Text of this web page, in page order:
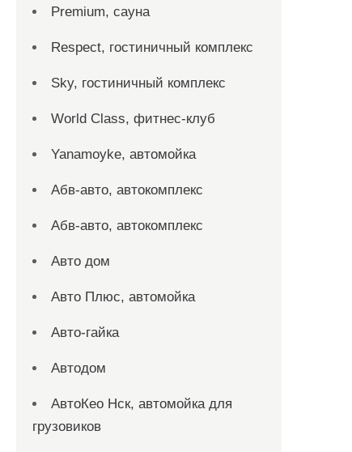
Premium, сауна
Respect, гостиничный комплекс
Sky, гостиничный комплекс
World Class, фитнес-клуб
Yanamoyke, автомойка
Абв-авто, автокомплекс
Абв-авто, автокомплекс
Авто дом
Авто Плюс, автомойка
Авто-гайка
Автодом
АвтоКео Нск, автомойка для
грузовиков